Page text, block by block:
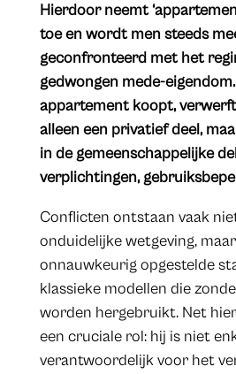
Hierdoor neemt
toe en wordt men steeds
geconfronteerd met het
gedwongen mede-
appartement koopt,
alleen een privatief deel,
in de gemeenschappelijke
verplichtingen,
Conflicten ontstaan vaak
onduidelijke wetgeving,
onnauwkeurig opgestelde
klassieke modellen die
worden hergebruikt. Net
een cruciale rol: hij is niet
verantwoordelijk voor het